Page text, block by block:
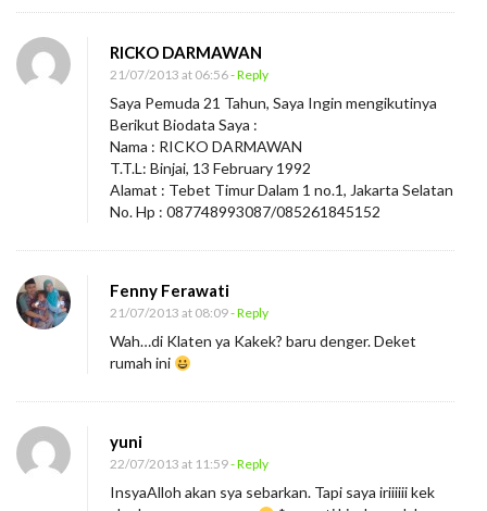
RICKO DARMAWAN
21/07/2013 at 06:56- Reply
Saya Pemuda 21 Tahun, Saya Ingin mengikutinya
Berikut Biodata Saya :
Nama : RICKO DARMAWAN
T.T.L: Binjai, 13 February 1992
Alamat : Tebet Timur Dalam 1 no.1, Jakarta Selatan
No. Hp : 087748993087/085261845152
Fenny Ferawati
21/07/2013 at 08:09- Reply
Wah…di Klaten ya Kakek? baru denger. Deket
rumah ini
yuni
22/07/2013 at 11:59- Reply
InsyaAlloh akan sya sebarkan. Tapi saya iriiiiii kek